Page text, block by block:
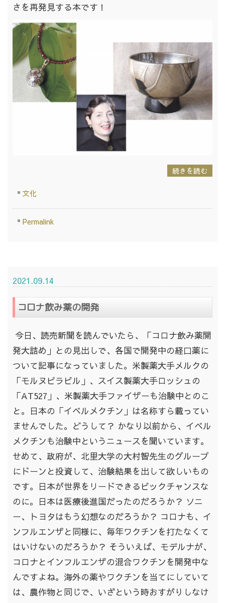
さを再発見する本です！
続きを読む
文化
Permalink
2021.09.14
コロナ飲み薬の開発
今日、読売新聞を読んでいたら、「コロナ飲み薬開
発大詰め」との見出しで、各国で開発中の経口薬に
ついて記事になっていました。米製薬大手メルクの
「モルヌピラビル」、スイス製薬大手ロッシュの
「AT527」、米製薬大手ファイザーも治験中とのこ
と。日本の「イベルメクチン」は名称すら載ってい
ませんでした。どうして？ かなり以前から、イベル
メクチンも治験中というニュースを聞いています。
せめて、政府が、北里大学の大村智先生のグループ
にドーンと投資して、治験結果を出して欲しいもの
です。日本が世界をリードできるビックチャンスな
のに。日本は医療後進国だったのだろうか？ ソニ
ー、トヨタはもう幻想なのだろうか？ コロナも、イ
ンフルエンザと同様に、毎年ワクチンを打たなくて
はいけないのだろうか？ そういえば、モデルナが、
コロナとインフルエンザの混合ワクチンを開発中な
んですよね。海外の薬やワクチンを当てにしていて
は、農作物と同じで、いざという時おすがりしなけ